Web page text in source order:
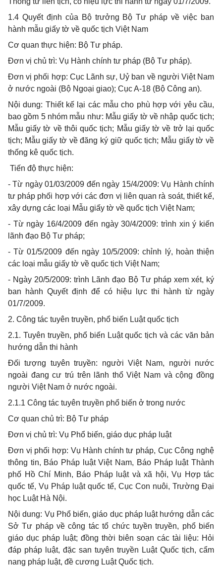
1.4 Quyết định của Bộ trưởng Bộ Tư pháp về việc ban
hành mẫu giấy tờ về quốc tịch Việt Nam
Cơ quan thực hiện: Bộ Tư pháp.
Đơn vị chủ trì: Vụ Hành chính tư pháp (Bộ Tư pháp).
Đơn vị phối hợp: Cục Lãnh sự, Uỷ ban về người Việt Nam
ở nước ngoài (Bộ Ngoại giao); Cục A-18 (Bộ Công an).
Nội dung: Thiết kế lại các mẫu cho phù hợp với yêu cầu,
bao gồm 5 nhóm mẫu như: Mẫu giấy tờ về nhập quốc tịch;
Mẫu giấy tờ về thôi quốc tịch; Mẫu giấy tờ về trở lại quốc
tịch; Mẫu giấy tờ về đăng ký giữ quốc tịch; Mẫu giấy tờ về
thống kê quốc tịch.
Tiến độ thực hiện:
- Từ ngày 01/03/2009 đến ngày 15/4/2009: Vụ Hành chính
tư pháp phối hợp với các đơn vị liên quan rà soát, thiết kế,
xây dựng các loại Mẫu giấy tờ về quốc tịch Việt Nam;
- Từ ngày 16/4/2009 đến ngày 30/4/2009: trình xin ý kiến
lãnh đạo Bộ Tư pháp;
- Từ 01/5/2009 đến ngày 10/5/2009: chỉnh lý, hoàn thiện
các loại mẫu giấy tờ về quốc tịch Việt Nam;
- Ngày 20/5/2009: trình Lãnh đạo Bộ Tư pháp xem xét, ký
ban hành Quyết định để có hiệu lực thi hành từ ngày
01/7/2009.
2. Công tác tuyên truyền, phổ biến Luật quốc tịch
2.1. Tuyên truyền, phổ biến Luật quốc tịch và các văn bản
hướng dẫn thi hành
Đối tượng tuyên truyền: người Việt Nam, người nước
ngoài đang cư trú trên lãnh thổ Việt Nam và cộng đồng
người Việt Nam ở nước ngoài.
2.1.1 Công tác tuyên truyền phổ biến ở trong nước
Cơ quan chủ trì: Bộ Tư pháp
Đơn vị chủ trì: Vụ Phổ biến, giáo dục pháp luật
Đơn vị phối hợp: Vụ Hành chính tư pháp, Cục Công nghệ
thông tin, Báo Pháp luật Việt Nam, Báo Pháp luật Thành
phố Hồ Chí Minh, Báo Pháp luật và xã hội, Vụ Hợp tác
quốc tế, Vụ Pháp luật quốc tế, Cục Con nuôi, Trường Đại
học Luật Hà Nội.
Nội dung: Vụ Phổ biến, giáo dục pháp luật hướng dẫn các
Sở Tư pháp về công tác tổ chức tuyền truyền, phổ biến
giáo dục pháp luật; đồng thời biên soạn các tài liệu: Hỏi
đáp pháp luật, đặc san tuyên truyền Luật Quốc tịch, cẩm
nang pháp luật, đề cương Luật Quốc tịch.